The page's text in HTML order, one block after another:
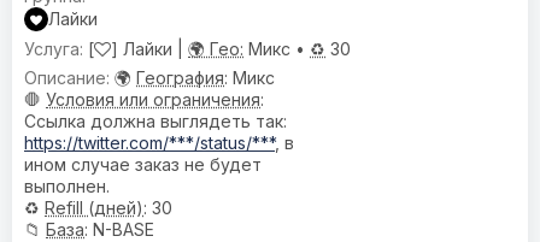
Лайки
[
] Лайки | 🌍 Гео: Микс • ♻️ 30
🌍 География: Микс
🛑 Условия или ограничения:
Ссылка должна выглядеть так:
https://twitter.com/***/status/***, в
ином случае заказ не будет
выполнен.
♻️ Refill (дней): 30
📁 База: N-BASE